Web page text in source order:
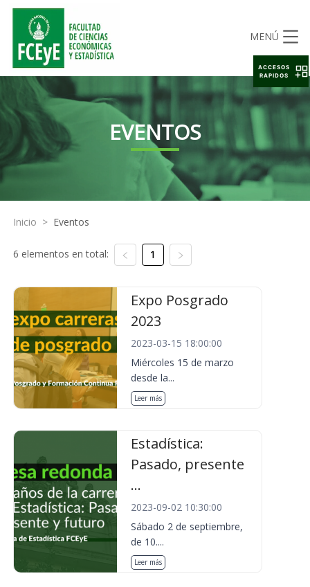
MENÚ
EVENTOS
Inicio > Eventos
6 elementos en total: 1
Expo Posgrado
2023
2023-03-15 18:00:00
Miércoles 15 de marzo
desde la...
Leer más
Estadística:
Pasado, presente
...
2023-09-02 10:30:00
Sábado 2 de septiembre,
de 10....
Leer más
ACCESOS
RAPIDOS